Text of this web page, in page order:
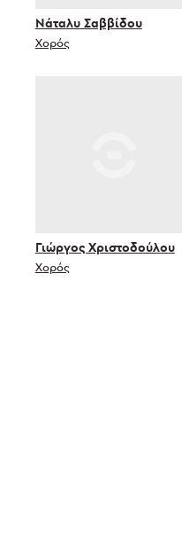
Νάταλυ Σαββίδου
Χορός
Γιώργος Χριστοδούλου
Χορός